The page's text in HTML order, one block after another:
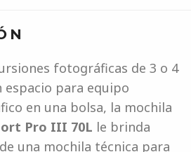
fotográficas de 3 o 4
espacio para equipo
en una bolsa, la mochila
Pro III 70L le brinda
una mochila técnica para